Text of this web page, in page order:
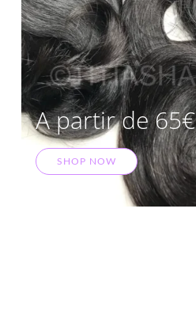
A partir de 65€
SHOP NOW